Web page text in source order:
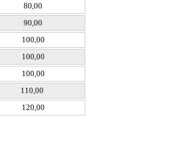
80,00
90,00
100,00
100,00
100,00
110,00
120,00